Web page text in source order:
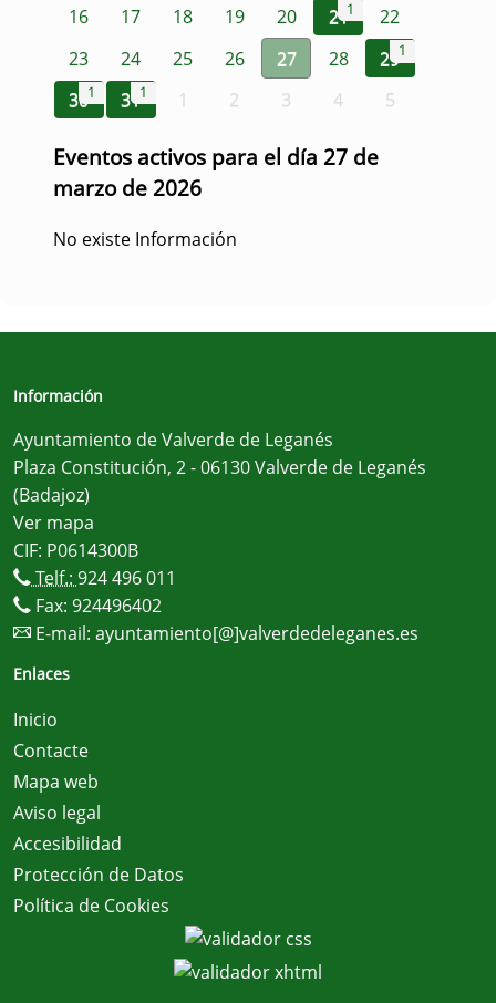
16 17 18 19 20 211
22
23
24 25 26 27 28 291
301 311 1 2 3 4 5
Eventos activos para el día 27 de
marzo de 2026
No existe Información
Información
Ayuntamiento de Valverde de Leganés
Plaza Constitución, 2 - 06130 Valverde de Leganés
(Badajoz)
Ver mapa
CIF: P0614300B
Telf.: 924 496 011
Fax: 924496402
E-mail: ayuntamiento[@]valverdedeleganes.es
Enlaces
Inicio
Contacte
Mapa web
Aviso legal
Accesibilidad
Protección de Datos
Política de Cookies